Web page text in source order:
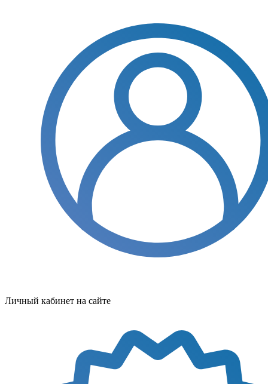
Личный кабинет на сайте